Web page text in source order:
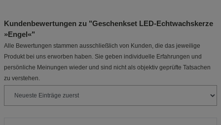
Kundenbewertungen zu "Geschenkset LED-Echtwachskerze
»Engel«"
Alle Bewertungen stammen ausschließlich von Kunden, die das jeweilige
Produkt bei uns erworben haben. Sie geben individuelle Erfahrungen und
persönliche Meinungen wieder und sind nicht als objektiv geprüfte Tatsachen
zu verstehen.